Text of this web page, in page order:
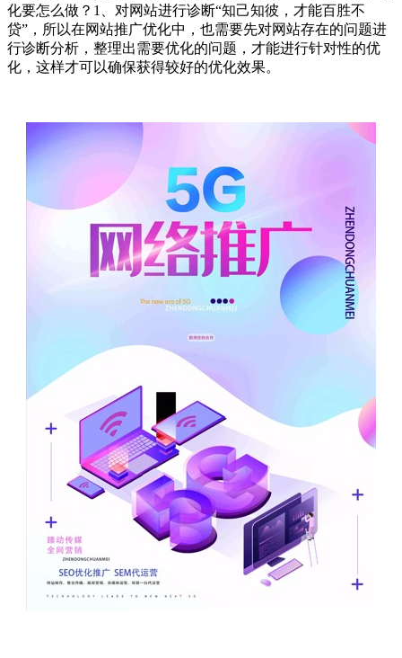
化要怎么做？1、对网站进行诊断“知己知彼，才能百胜不
贷”，所以在网站推广优化中，也需要先对网站存在的问题进
行诊断分析，整理出需要优化的问题，才能进行针对性的优
化，这样才可以确保获得较好的优化效果。